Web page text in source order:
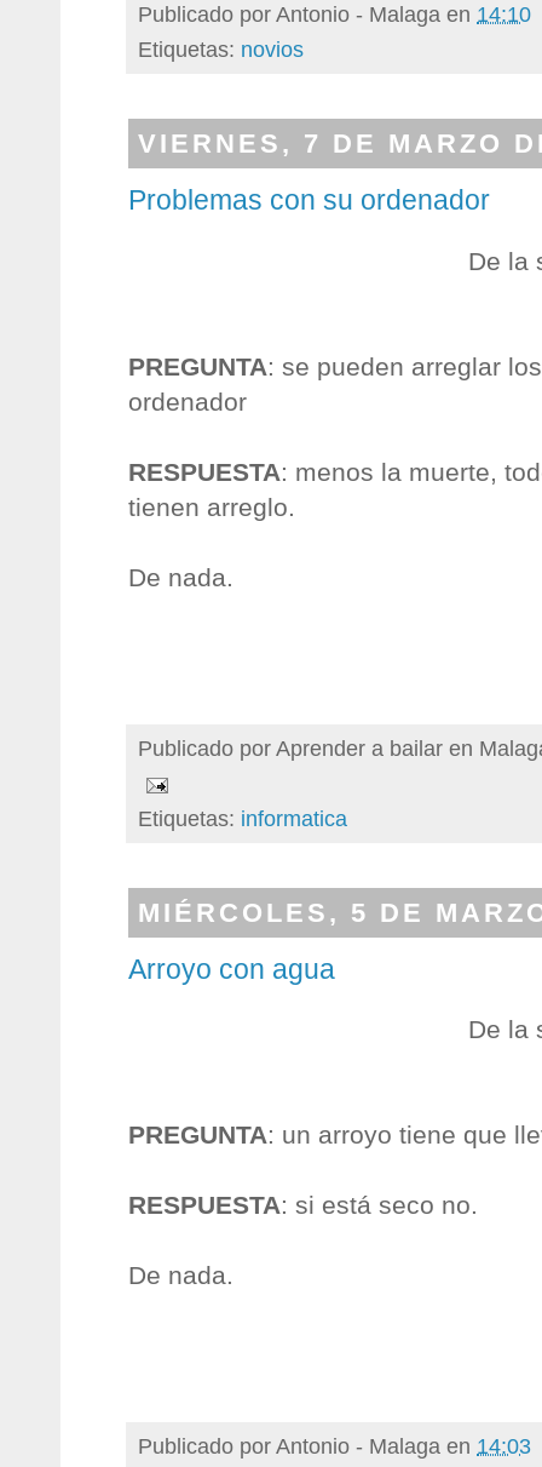
Publicado porAntonio - Malaga en 14:10
Etiquetas: novios
VIERNES, 7 DE MARZO
Problemas con su ordenador
De la
PREGUNTA: se pueden arreglar
ordenador
RESPUESTA: menos la muerte,
tienen arreglo.
De nada.
Publicado porAprender a bailar en
Etiquetas: informatica
MIÉRCOLES, 5 DE
Arroyo con agua
De la
PREGUNTA: un arroyo tiene que
RESPUESTA: si está seco no.
De nada.
Publicado porAntonio - Malaga en 14:03